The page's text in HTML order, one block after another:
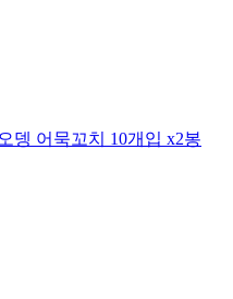
뎅 어묵꼬치 10개입 x2봉